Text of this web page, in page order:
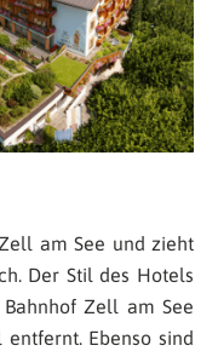
am See und zieht
Der Stil des Hotels
Zell am See
Ebenso sind